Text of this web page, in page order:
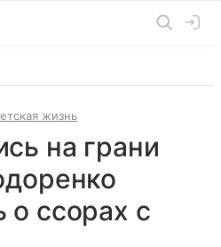
жизнь
на грани
о ссорах с